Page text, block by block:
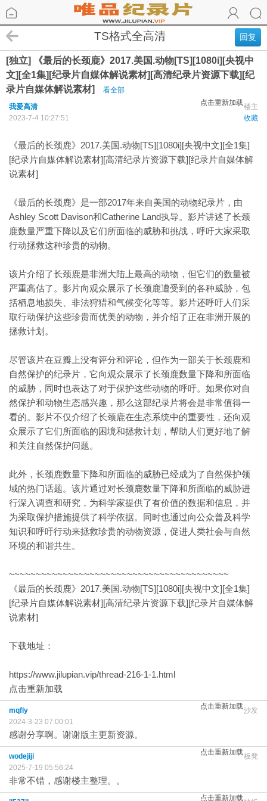
回复
TS格式全高清
[独立] 《最后的长颈鹿》2017.美国.动物[TS][1080i][央视中
文][全1集][纪录片自媒体解说素材][高清纪录片资源下载][纪
录片自媒体解说素材]
看全部
点击重新加载楼主
我爱高清
收藏
2023-7-4 10:27:51
《最后的长颈鹿》2017.美国.动物[TS][1080i][央视中文][全1集]
[纪录片自媒体解说素材][高清纪录片资源下载][纪录片自媒体解
说素材]
《最后的长颈鹿》是一部2017年来自美国的动物纪录片，由
Ashley Scott Davison和Catherine Land执导。影片讲述了长颈
鹿数量严重下降以及它们所面临的威胁和挑战，呼吁大家采取
行动拯救这种珍贵的动物。
该片介绍了长颈鹿是非洲大陆上最高的动物，但它们的数量被
严重高估了。影片向观众展示了长颈鹿遭受到的各种威胁，包
括栖息地损失、非法狩猎和气候变化等等。影片还呼吁人们采
取行动保护这些珍贵而优美的动物，并介绍了正在非洲开展的
拯救计划。
尽管该片在豆瓣上没有评分和评论，但作为一部关于长颈鹿和
自然保护的纪录片，它向观众展示了长颈鹿数量下降和所面临
的威胁，同时也表达了对于保护这些动物的呼吁。如果你对自
然保护和动物生态感兴趣，那么这部纪录片将会是非常值得一
看的。影片不仅介绍了长颈鹿在生态系统中的重要性，还向观
众展示了它们所面临的困境和拯救计划，帮助人们更好地了解
和关注自然保护问题。
此外，长颈鹿数量下降和所面临的威胁已经成为了自然保护领
域的热门话题。该片通过对长颈鹿数量下降和所面临的威胁进
行深入调查和研究，为科学家提供了有价值的数据和信息，并
为采取保护措施提供了科学依据。同时也通过向公众普及科学
知识和呼吁行动来拯救珍贵的动物资源，促进人类社会与自然
环境的和谐共生。
~~~~~~~~~~~~~~~~~~~~~~~~~~~~~~~~~~~~~~~~~
《最后的长颈鹿》2017.美国.动物[TS][1080i][央视中文][全1集]
[纪录片自媒体解说素材][高清纪录片资源下载][纪录片自媒体解
说素材]
下载地址：
https://www.jilupian.vip/thread-216-1-1.html
点击重新加载
点击重新加载沙发
mqfly
2024-3-23 07:00:01
感谢分享啊。谢谢版主更新资源。
点击重新加载板凳
wodejiji
2025-7-19 05:56:24
非常不错，感谢楼主整理。。
点击重新加载